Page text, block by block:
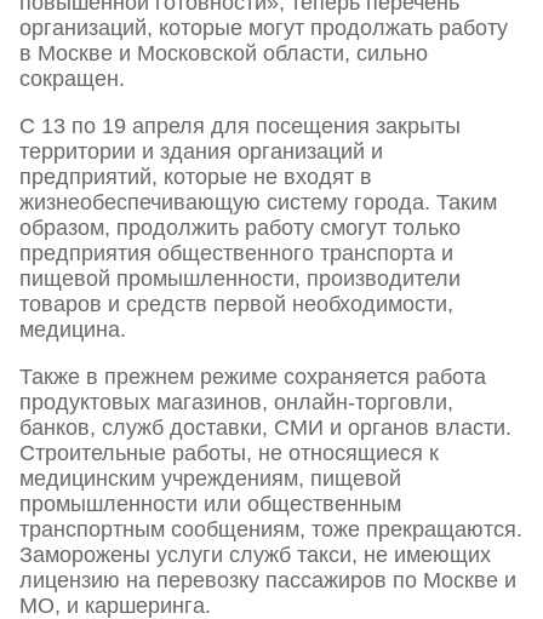
организаций, которые могут продолжать работу
в Москве и Московской области, сильно
сокращен.
С 13 по 19 апреля для посещения закрыты
территории и здания организаций и
предприятий, которые не входят в
жизнеобеспечивающую систему города. Таким
образом, продолжить работу смогут только
предприятия общественного транспорта и
пищевой промышленности, производители
товаров и средств первой необходимости,
медицина.
Также в прежнем режиме сохраняется работа
продуктовых магазинов, онлайн-торговли,
банков, служб доставки, СМИ и органов власти.
Строительные работы, не относящиеся к
медицинским учреждениям, пищевой
промышленности или общественным
транспортным сообщениям, тоже прекращаются.
Заморожены услуги служб такси, не имеющих
лицензию на перевозку пассажиров по Москве и
МО, и каршеринга.